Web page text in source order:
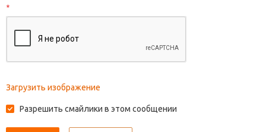
*
Загрузить изображение
Разрешить смайлики в этом сообщении